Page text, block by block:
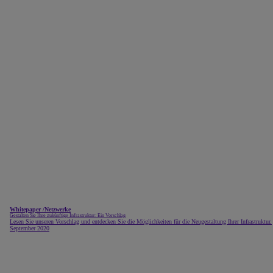
Whitepaper/Netzwerke
Gestalten Sie Ihre zukünftige Infrastruktur: Ein Vorschlag
Lesen Sie unseren Vorschlag und entdecken Sie die Möglichkeiten für die Neugestaltung Ihrer Infrastruktur.
September 2020